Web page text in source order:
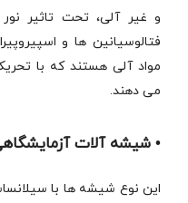
و غیر آلی، تحت تاثیر نور
فتالوسیانین ها و
مواد آلی هستند که با
می دهند.
• شیشه آلات
این نوع شیشه ها با